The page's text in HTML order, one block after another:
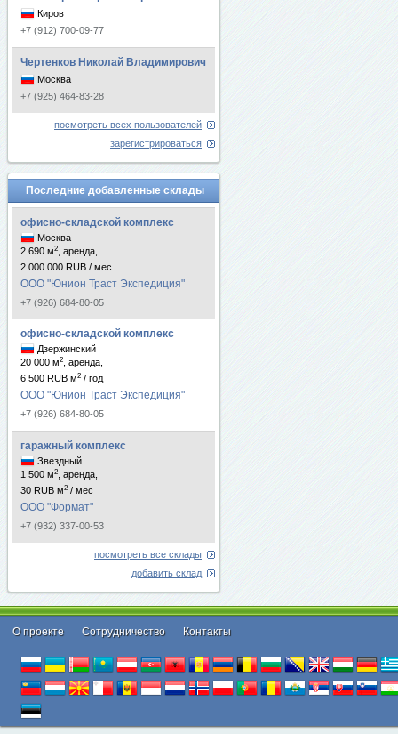
Киров
+7 (912) 700-09-77
Чертенков Николай Владимирович
Москва
+7 (925) 464-83-28
посмотреть всех пользователей
зарегистрироваться
Последние добавленные склады
офисно-складской комплекс
Москва
2 690 м2
, аренда,
2 000 000 RUB / мес
ООО "Юнион Траст Экспедиция"
+7 (926) 684-80-05
офисно-складской комплекс
Дзержинский
20 000 м2
, аренда,
6 500 RUB м2 / год
ООО "Юнион Траст Экспедиция"
+7 (926) 684-80-05
гаражный комплекс
Звездный
1 500 м2
, аренда,
30 RUB м2 / мес
ООО "Формат"
+7 (932) 337-00-53
посмотреть все склады
добавить склад
О проекте Cотрудничество Контакты